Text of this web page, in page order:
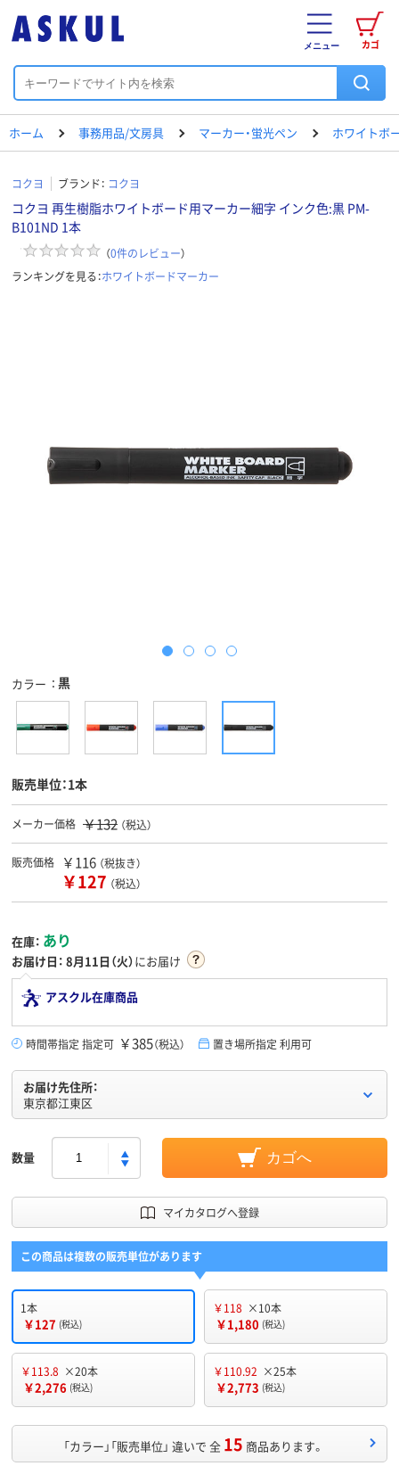
カゴ
メニュー
ホーム 事務用品/文房具 マーカー・蛍光ペン ホワイトボ
コクヨ ブランド： コクヨ
コクヨ 再生樹脂ホワイトボード用マーカー細字 インク色:黒 PM-
B101ND 1本
（0件のレビュー）
ランキングを見る：ホワイトボードマーカー
カラー 黒
販売単位：1本
メーカー価格 ￥132 （税込）
販売価格 ￥116 （税抜き）
￥127 （税込）
在庫： あり
お届け日： 8月11日（火）にお届け
アスクル在庫商品
時間帯指定 指定可 ￥385（税込） 置き場所指定 利用可
お届け先住所：
東京都江東区
数量 カゴへ
マイカタログへ登録
この商品は複数の販売単位があります
1本
￥127 (税込)
￥118 ×10本
￥1,180 (税込)
￥113.8 ×20本
￥2,276 (税込)
￥110.92 ×25本
￥2,773 (税込)
「カラー」「販売単位」 違いで 全 15 商品あります。